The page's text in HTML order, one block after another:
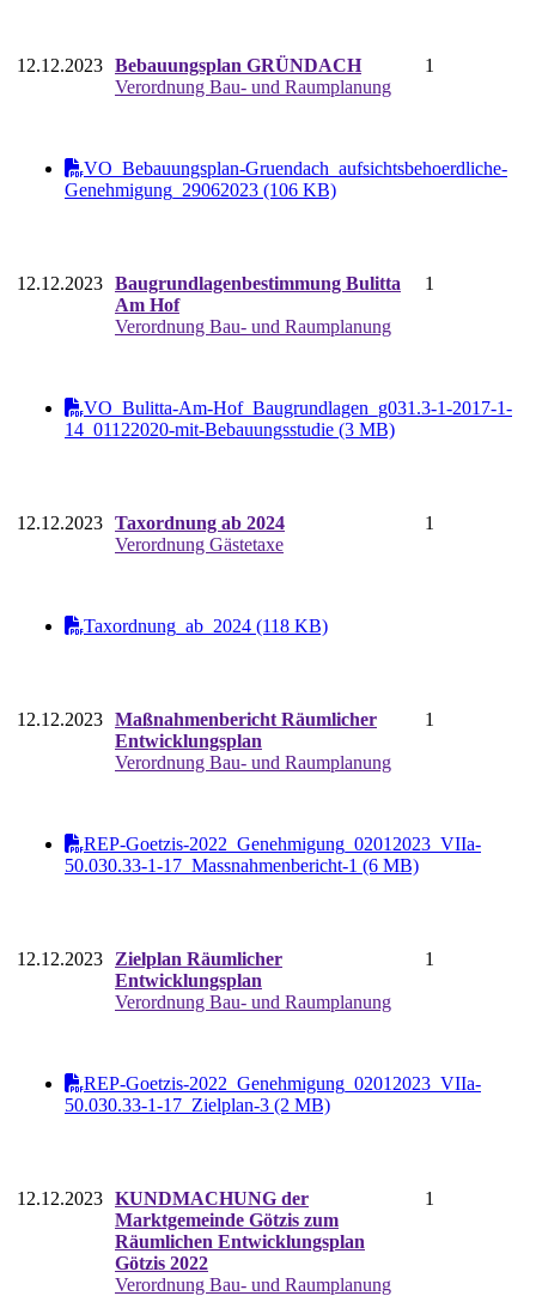
12.12.2023 Bebauungsplan GRÜNDACH
Verordnung Bau- und Raumplanung
1
VO_Bebauungsplan-Gruendach_aufsichtsbehoerdliche-
Genehmigung_29062023 (106 KB)
12.12.2023 Baugrundlagenbestimmung Bulitta
Am Hof
Verordnung Bau- und Raumplanung
1
VO_Bulitta-Am-Hof_Baugrundlagen_g031.3-1-2017-1-
14_01122020-mit-Bebauungsstudie (3 MB)
12.12.2023 Taxordnung ab 2024
Verordnung Gästetaxe
1
Taxordnung_ab_2024 (118 KB)
12.12.2023 Maßnahmenbericht Räumlicher
Entwicklungsplan
Verordnung Bau- und Raumplanung
1
REP-Goetzis-2022_Genehmigung_02012023_VIIa-
50.030.33-1-17_Massnahmenbericht-1 (6 MB)
12.12.2023
Zielplan Räumlicher
Entwicklungsplan
Verordnung Bau- und Raumplanung
1
REP-Goetzis-2022_Genehmigung_02012023_VIIa-
50.030.33-1-17_Zielplan-3 (2 MB)
12.12.2023 KUNDMACHUNG der
Marktgemeinde Götzis zum
Räumlichen Entwicklungsplan
Götzis 2022
Verordnung Bau- und Raumplanung
1